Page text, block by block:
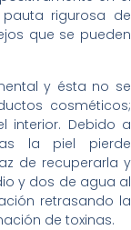
rigurosa de
que se pueden
y ésta no se
cosméticos;
interior. Debido a
la piel pierde
de recuperarla y
y dos de agua al
retrasando la
de toxinas.